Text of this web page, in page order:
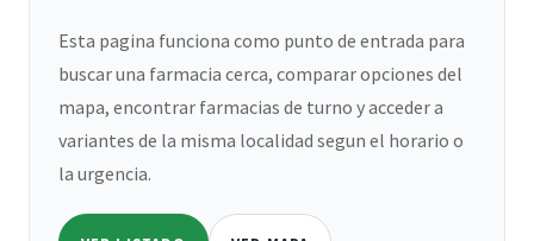
Esta pagina funciona como punto de entrada para
buscar una farmacia cerca, comparar opciones del
mapa, encontrar farmacias de turno y acceder a
variantes de la misma localidad segun el horario o
la urgencia.